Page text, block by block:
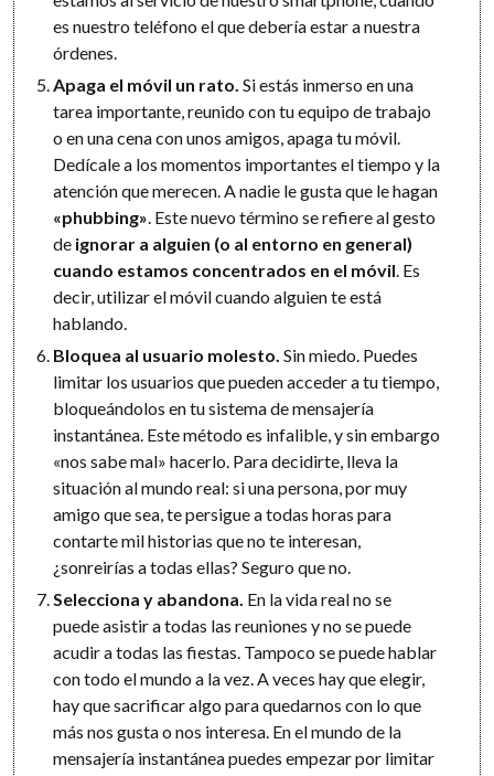
es nuestro teléfono el que debería estar a nuestra
órdenes.
Apaga el móvil un rato. Si estás inmerso en una
tarea importante, reunido con tu equipo de trabajo
o en una cena con unos amigos, apaga tu móvil.
Dedícale a los momentos importantes el tiempo y la
atención que merecen. A nadie le gusta que le hagan
«phubbing». Este nuevo término se refiere al gesto
de ignorar a alguien (o al entorno en general)
cuando estamos concentrados en el móvil. Es
decir, utilizar el móvil cuando alguien te está
hablando.
Bloquea al usuario molesto. Sin miedo. Puedes
limitar los usuarios que pueden acceder a tu tiempo,
bloqueándolos en tu sistema de mensajería
instantánea. Este método es infalible, y sin embargo
«nos sabe mal» hacerlo. Para decidirte, lleva la
situación al mundo real: si una persona, por muy
amigo que sea, te persigue a todas horas para
contarte mil historias que no te interesan,
¿sonreirías a todas ellas? Seguro que no.
Selecciona y abandona. En la vida real no se
puede asistir a todas las reuniones y no se puede
acudir a todas las fiestas. Tampoco se puede hablar
con todo el mundo a la vez. A veces hay que elegir,
hay que sacrificar algo para quedarnos con lo que
más nos gusta o nos interesa. En el mundo de la
mensajería instantánea puedes empezar por limitar